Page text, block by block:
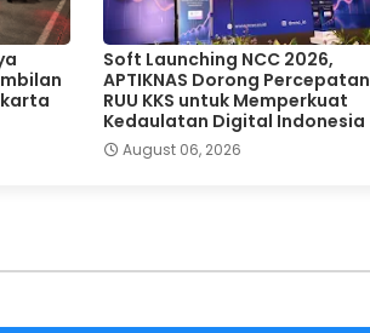
Soft Launching NCC 2026,
APTIKNAS Dorong Percepatan
RUU KKS untuk Memperkuat
Kedaulatan Digital Indonesia
August 06, 2026